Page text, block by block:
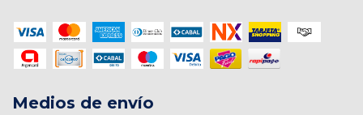
Medios de envío